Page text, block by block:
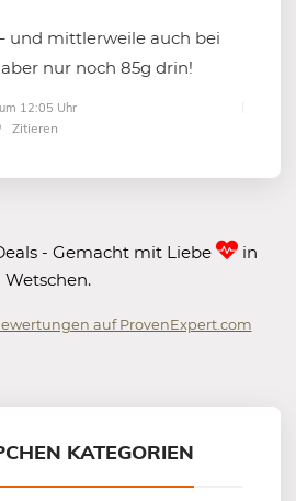
und mittlerweile auch bei
nur noch 85g drin!
12:05 Uhr
Zitieren
- Gemacht mit Liebe
in
Wetschen.
auf ProvenExpert.com
KATEGORIEN